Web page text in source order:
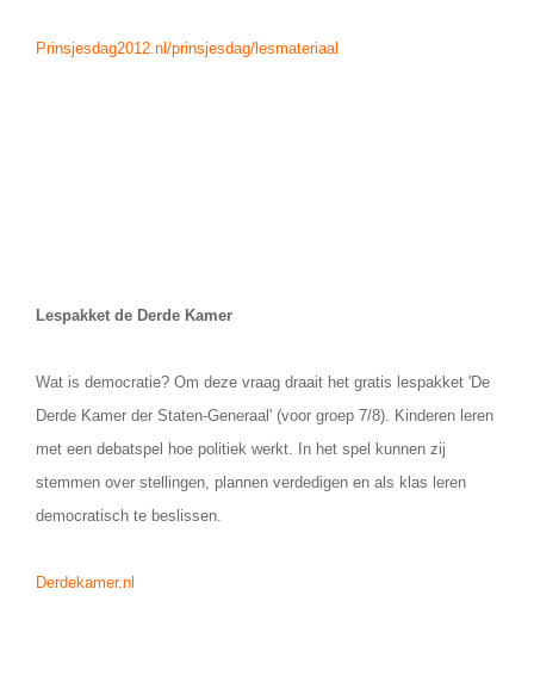
Prinsjesdag2012.nl/prinsjesdag/lesmateriaal
Lespakket de Derde Kamer
Wat is democratie? Om deze vraag draait het gratis lespakket 'De
Derde Kamer der Staten-Generaal' (voor groep 7/8). Kinderen leren
met een debatspel hoe politiek werkt. In het spel kunnen zij
stemmen over stellingen, plannen verdedigen en als klas leren
democratisch te beslissen.
Derdekamer.nl